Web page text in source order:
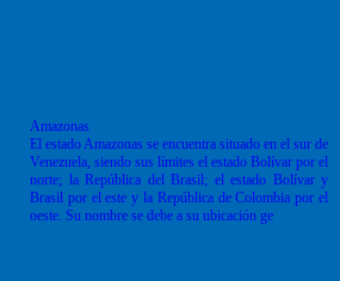
Amazonas
El estado Amazonas se encuentra situado en el sur de
Venezuela, siendo sus límites el estado Bolívar por el
norte; la República del Brasil; el estado Bolívar y
Brasil por el este y la República de Colombia por el
oeste. Su nombre se debe a su ubicación ge